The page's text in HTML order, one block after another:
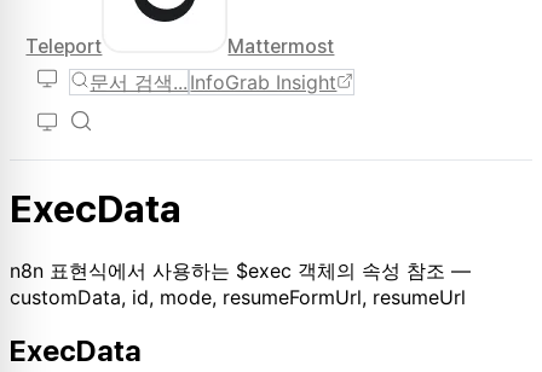
Teleport Mattermost
문서 검색... InfoGrab Insight
ExecData
n8n 표현식에서 사용하는 $exec 객체의 속성 참조 —
customData, id, mode, resumeFormUrl, resumeUrl
ExecData